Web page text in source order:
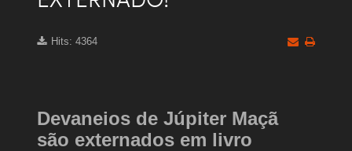
Hits: 4364
Devaneios de Júpiter Maçã
são externados em livro